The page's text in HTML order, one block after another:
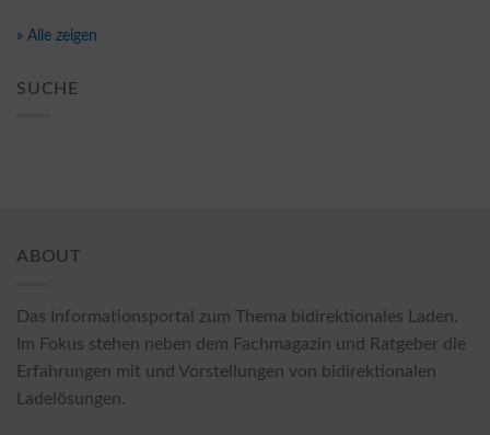
» Alle zeigen
SUCHE
ABOUT
Das Informationsportal zum Thema bidirektionales Laden.
Im Fokus stehen neben dem Fachmagazin und Ratgeber die
Erfahrungen mit und Vorstellungen von bidirektionalen
Ladelösungen.